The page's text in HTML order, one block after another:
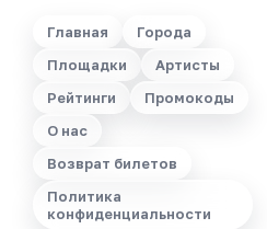
Главная
Города
Площадки
Артисты
Рейтинги
Промокоды
О нас
Возврат билетов
Политика
конфиденциальности